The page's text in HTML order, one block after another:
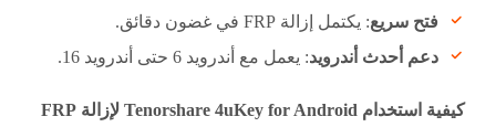
فتح سريع: يكتمل إزالة FRP في غضون دقائق.
دعم أحدث أندرويد: يعمل مع أندرويد 6 حتى أندرويد 16.
كيفية استخدام Tenorshare 4uKey for Android لإزالة FRP